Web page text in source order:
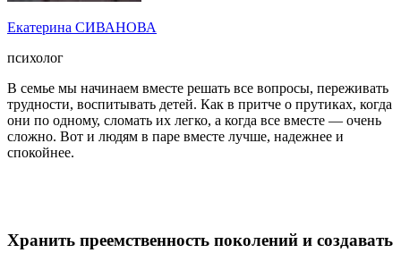
Екатерина СИВАНОВА
психолог
В семье мы начинаем вместе решать все вопросы, переживать
трудности, воспитывать детей. Как в притче о прутиках, когда
они по одному, сломать их легко, а когда все вместе — очень
сложно. Вот и людям в паре вместе лучше, надежнее и
спокойнее.
Хранить преемственность поколений и создавать